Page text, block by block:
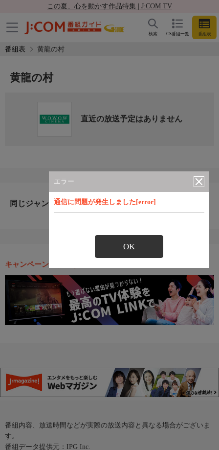
この夏、心を動かす作品特集 | J:COM TV
CS番組一覧 番組表
検索
番組表 黄龍の村
エラー
通信に問題が発生しました[error]
OK
黄龍の村
直近の放送予定はありません
同じジャンルのおすすめ番組
キャンペーン・お得な情報
番組内容、放送時間などが実際の放送内容と異なる場合がございま
す。
番組データ提供元：IPG Inc.